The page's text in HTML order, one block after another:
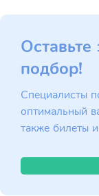
подбор!
Специалисты
оптимальный
также билеты